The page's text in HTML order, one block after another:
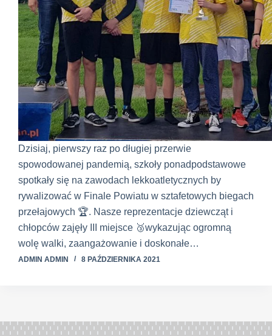
Dzisiaj, pierwszy raz po długiej przerwie
spowodowanej pandemią, szkoły ponadpodstawowe
spotkały się na zawodach lekkoatletycznych by
rywalizować w Finale Powiatu w sztafetowych biegach
przełajowych 🏆. Nasze reprezentacje dziewcząt i
chłopców zajęły III miejsce 🥉wykazując ogromną
wolę walki, zaangażowanie i doskonałe…
ADMIN ADMIN 8 PAŹDZIERNIKA 2021